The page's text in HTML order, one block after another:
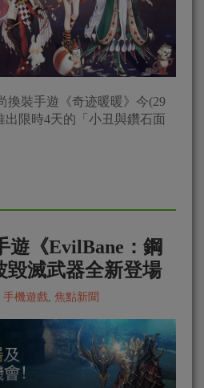
換裝手遊《奇迹暖暖》今(29
出限時4天的「小丑與鑽石面
遊《EvilBane：鋼
毀滅武器全新登場
手機遊戲, 焦點新聞